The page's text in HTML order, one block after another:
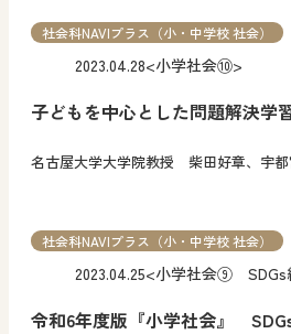
子どもを中心とした問題解決学
名古屋大学大学院教授 柴田好章、宇
2023.04.28<小学社会⑩>
社会科NAVIプラス（小・中学校 社会）
令和6年度版『小学社会』
2023.04.25<小学社会⑨ SDGs
社会科NAVIプラス（小・中学校 社会）